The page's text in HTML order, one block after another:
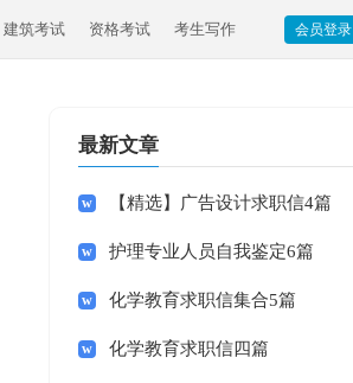
建筑考试 资格考试 考生写作 会员登录
最新文章
【精选】广告设计求职信4篇
护理专业人员自我鉴定6篇
化学教育求职信集合5篇
化学教育求职信四篇